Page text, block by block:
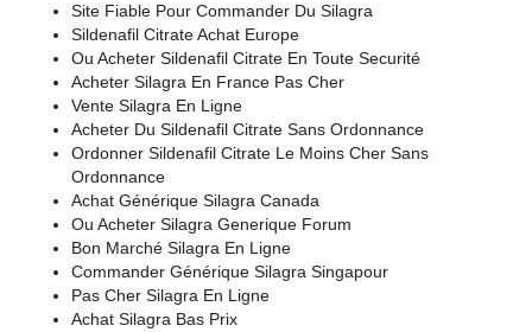
Site Fiable Pour Commander Du Silagra
Sildenafil Citrate Achat Europe
Ou Acheter Sildenafil Citrate En Toute Securité
Acheter Silagra En France Pas Cher
Vente Silagra En Ligne
Acheter Du Sildenafil Citrate Sans Ordonnance
Ordonner Sildenafil Citrate Le Moins Cher Sans
Ordonnance
Achat Générique Silagra Canada
Ou Acheter Silagra Generique Forum
Bon Marché Silagra En Ligne
Commander Générique Silagra Singapour
Pas Cher Silagra En Ligne
Achat Silagra Bas Prix